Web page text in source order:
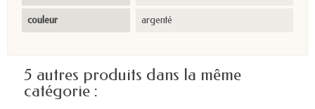
couleur argenté
5 autres produits dans la même
catégorie :